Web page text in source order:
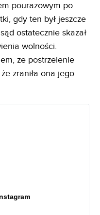
pourazowym po
gdy ten był jeszcze
ostatecznie skazał
wolności.
że postrzelenie
zraniła ona jego